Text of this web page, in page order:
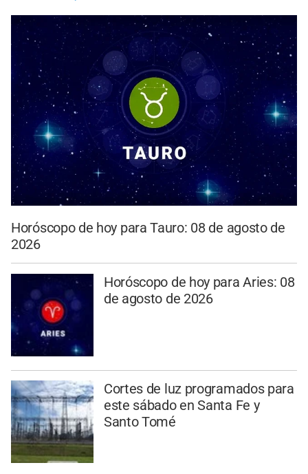
Horóscopo de hoy para Tauro: 08 de agosto de
2026
Horóscopo de hoy para Aries: 08
de agosto de 2026
Cortes de luz programados para
este sábado en Santa Fe y
Santo Tomé